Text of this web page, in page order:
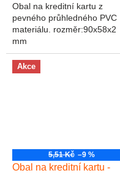
Obal na kreditní kartu z
pevného průhledného PVC
materiálu. rozměr:90x58x2
mm
Akce
5,51 Kč –9 %
Obal na kreditní kartu -